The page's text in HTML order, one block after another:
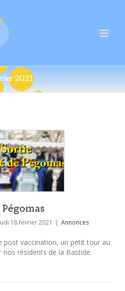
2021
18 février 2021 | Annonces
post vaccination, un petit tour au
résidents de la Bastide.